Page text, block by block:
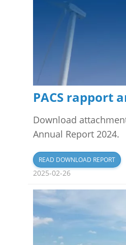
PACS rapport
Download
Annual Report 2024.
READ DOWNLOAD REPORT
2025-02-26